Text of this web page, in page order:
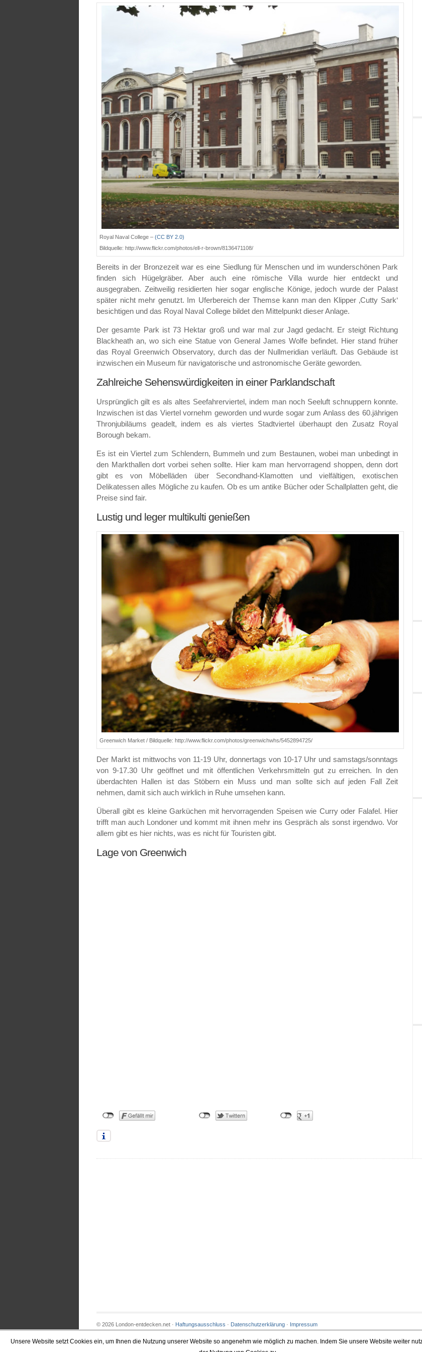
Royal Naval College – (CC BY 2.0)
Bildquelle: http://www.flickr.com/photos/ell-r-brown/8136471108/
Bereits in der Bronzezeit war es eine Siedlung für Menschen und im wunderschönen Park
finden sich Hügelgräber. Aber auch eine römische Villa wurde hier entdeckt und
ausgegraben. Zeitweilig residierten hier sogar englische Könige, jedoch wurde der Palast
später nicht mehr genutzt. Im Uferbereich der Themse kann man den Klipper ‚Cutty Sark‘
besichtigen und das Royal Naval College bildet den Mittelpunkt dieser Anlage.
Der gesamte Park ist 73 Hektar groß und war mal zur Jagd gedacht. Er steigt Richtung
Blackheath an, wo sich eine Statue von General James Wolfe befindet. Hier stand früher
das Royal Greenwich Observatory, durch das der Nullmeridian verläuft. Das Gebäude ist
inzwischen ein Museum für navigatorische und astronomische Geräte geworden.
Zahlreiche Sehenswürdigkeiten in einer Parklandschaft
Ursprünglich gilt es als altes Seefahrerviertel, indem man noch Seeluft schnuppern konnte.
Inzwischen ist das Viertel vornehm geworden und wurde sogar zum Anlass des 60.jährigen
Thronjubiläums geadelt, indem es als viertes Stadtviertel überhaupt den Zusatz Royal
Borough bekam.
Es ist ein Viertel zum Schlendern, Bummeln und zum Bestaunen, wobei man unbedingt in
den Markthallen dort vorbei sehen sollte. Hier kam man hervorragend shoppen, denn dort
gibt es von Möbelläden über Secondhand-Klamotten und vielfältigen, exotischen
Delikatessen alles Mögliche zu kaufen. Ob es um antike Bücher oder Schallplatten geht, die
Preise sind fair.
Lustig und leger multikulti genießen
Greenwich Market / Bildquelle: http://www.flickr.com/photos/greenwichwhs/5452894725/
Der Markt ist mittwochs von 11-19 Uhr, donnertags von 10-17 Uhr und samstags/sonntags
von 9-17.30 Uhr geöffnet und mit öffentlichen Verkehrsmitteln gut zu erreichen. In den
überdachten Hallen ist das Stöbern ein Muss und man sollte sich auf jeden Fall Zeit
nehmen, damit sich auch wirklich in Ruhe umsehen kann.
Überall gibt es kleine Garküchen mit hervorragenden Speisen wie Curry oder Falafel. Hier
trifft man auch Londoner und kommt mit ihnen mehr ins Gespräch als sonst irgendwo. Vor
allem gibt es hier nichts, was es nicht für Touristen gibt.
Lage von Greenwich
© 2026 London-entdecken.net · Haftungsausschluss · Datenschutzerklärung · Impressum
Unsere Website setzt Cookies ein, um Ihnen die Nutzung unserer Website so angenehm wie möglich zu machen. Indem Sie unsere Website weiter